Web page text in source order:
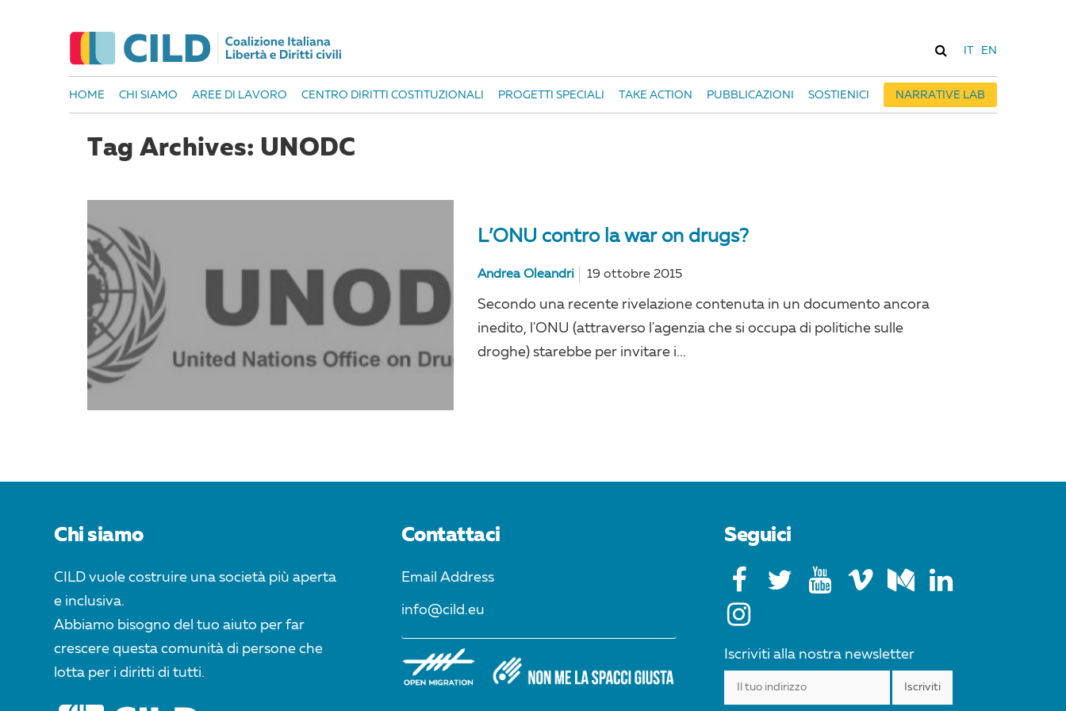
EN
HOME CHI SIAMO AREE DI LAVORO CENTRO DIRITTI COSTITUZIONALI PROGETTI SPECIALI TAKE ACTION PUBBLICAZIONI SOSTIENICI NARRATIVE LAB
Tag Archives: UNODC
L’ONU contro la war on drugs?
Andrea Oleandri 19 ottobre 2015
Secondo una recente rivelazione contenuta in un documento ancora
inedito, l'ONU (attraverso l'agenzia che si occupa di politiche sulle
droghe) starebbe per invitare i...
Chi siamo
CILD vuole costruire una società più aperta
e inclusiva.
Abbiamo bisogno del tuo aiuto per far
crescere questa comunità di persone che
lotta per i diritti di tutti.
Contattaci
Email Address
info@cild.eu
Seguici
Iscriviti alla nostra newsletter